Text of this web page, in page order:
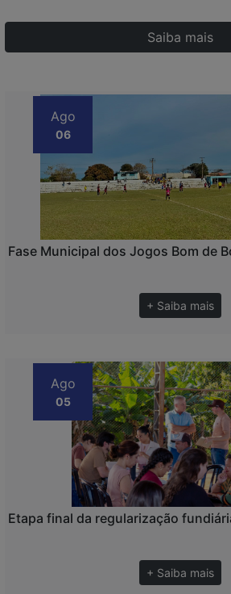
Saiba mais
Ago
06
Fase Municipal dos Jogos Bom de
+ Saiba mais
Ago
05
Etapa final da regularização
+ Saiba mais